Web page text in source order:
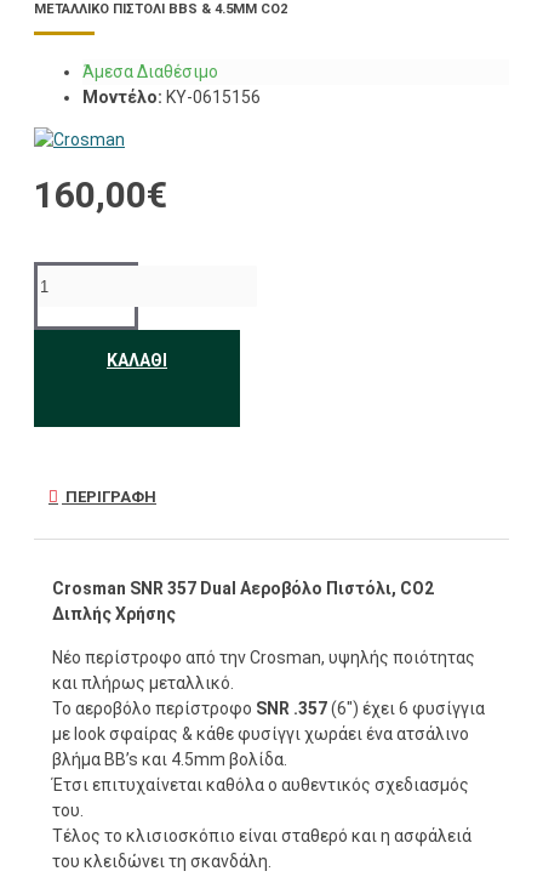
ΜΕΤΑΛΛΙΚΌ ΠΙΣΤΌΛΙ BBS & 4.5MM CO2
Άμεσα Διαθέσιμο
Μοντέλο: KY-0615156
160,00€
ΚΑΛΆΘΙ
ΠΕΡΙΓΡΑΦΉ
Crosman SNR 357 Dual Αεροβόλο Πιστόλι, CO2
Διπλής Χρήσης
Νέο περίστροφο από την Crosman, υψηλής ποιότητας
και πλήρως μεταλλικό.
Το αεροβόλο περίστροφο SNR .357(6") έχει 6 φυσίγγια
με look σφαίρας & κάθε φυσίγγι χωράει ένα ατσάλινο
βλήμα BB’s και 4.5mm βολίδα.
Έτσι επιτυχαίνεται καθόλα ο αυθεντικός σχεδιασμός
του.
Τέλος το κλισιοσκόπιο είναι σταθερό και η ασφάλειά
του κλειδώνει τη σκανδάλη.